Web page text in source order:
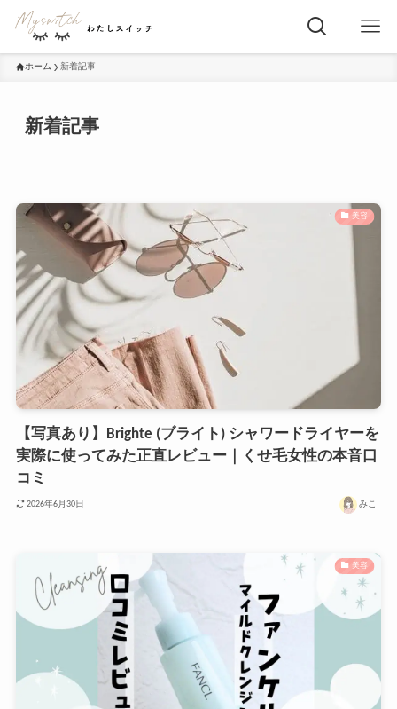
ホーム 新着記事
新着記事
美容
【写真あり】Brighte (ブライト) シャワードライヤーを
実際に使ってみた正直レビュー｜くせ毛女性の本音口
コミ
2026年6月30日 みこ
美容